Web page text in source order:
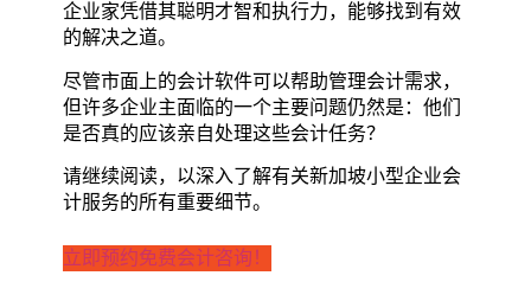
企业家凭借其聪明才智和执行力，能够找到有效
的解决之道。
尽管市面上的会计软件可以帮助管理会计需求，
但许多企业主面临的一个主要问题仍然是：他们
是否真的应该亲自处理这些会计任务？
请继续阅读，以深入了解有关新加坡小型企业会
计服务的所有重要细节。
立即预约免费会计咨询！